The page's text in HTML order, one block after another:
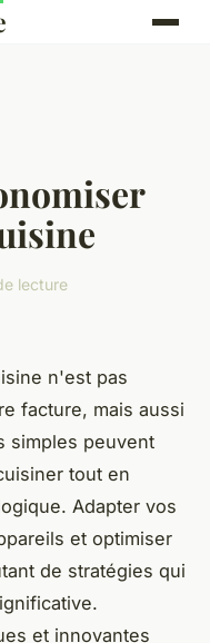
lecture
n'est pas
facture, mais aussi
simples peuvent
tout en
Adapter vos
et optimiser
de stratégies qui
et innovantes